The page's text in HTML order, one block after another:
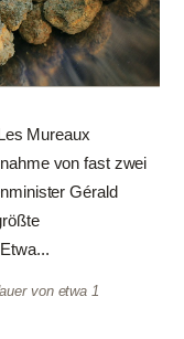
Mureaux
von fast zwei
Gérald
von etwa 1